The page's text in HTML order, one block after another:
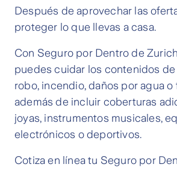
Después de aprovechar las
proteger lo que llevas a casa.
Con Seguro por Dentro de
puedes cuidar los contenidos
robo, incendio, daños por agua o
además de incluir coberturas
joyas, instrumentos musicales,
electrónicos o deportivos.
Cotiza en línea tu Seguro por